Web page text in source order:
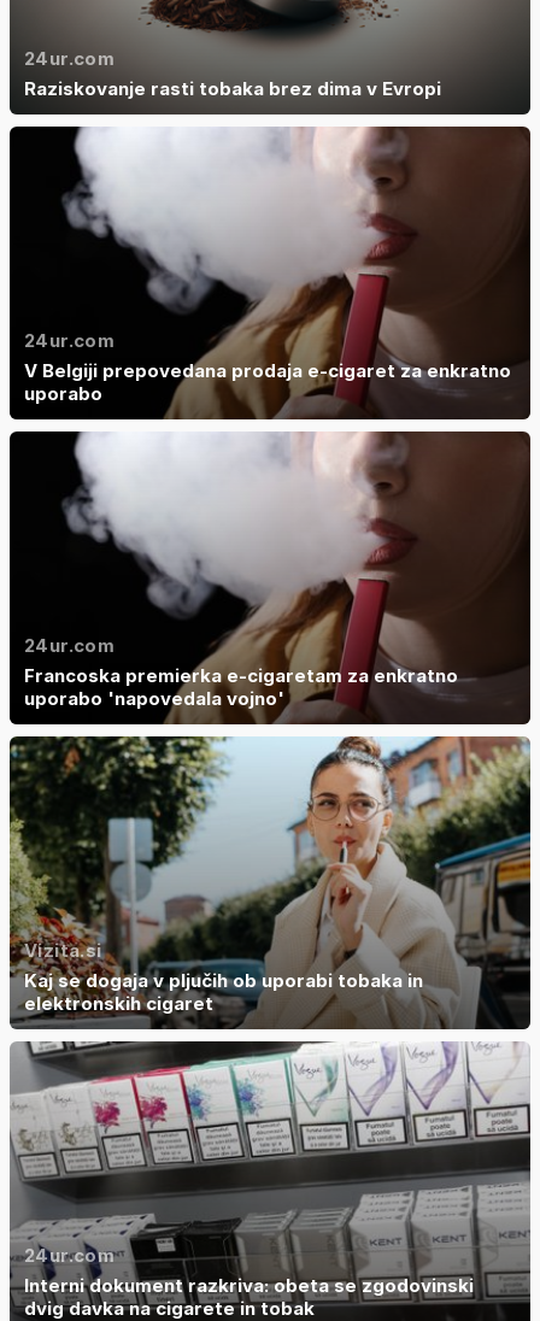
24ur.com
Raziskovanje rasti tobaka brez dima v Evropi
24ur.com
V Belgiji prepovedana prodaja e-cigaret za enkratno
uporabo
24ur.com
Francoska premierka e-cigaretam za enkratno
uporabo 'napovedala vojno'
Vizita.si
Kaj se dogaja v pljučih ob uporabi tobaka in
elektronskih cigaret
24ur.com
Interni dokument razkriva: obeta se zgodovinski
dvig davka na cigarete in tobak